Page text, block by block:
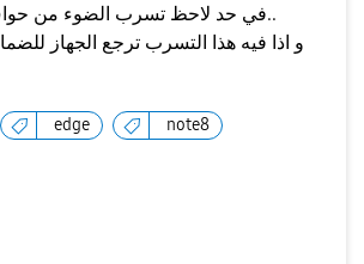
في حد لاحظ تسرب الضوء من حواف الشاشة (الادج)..
و اذا فيه هذا التسرب ترجع الجهاز
edge note8